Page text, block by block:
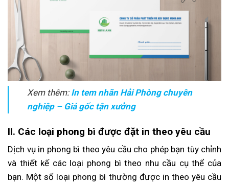
Xem thêm: In tem nhãn Hải Phòng chuyên
nghiệp – Giá gốc tận xưởng
II. Các loại phong bì được đặt in theo yêu cầu
Dịch vụ in phong bì theo yêu cầu cho phép bạn tùy chỉnh
và thiết kế các loại phong bì theo nhu cầu cụ thể của
bạn. Một số loại phong bì thường được in theo yêu cầu